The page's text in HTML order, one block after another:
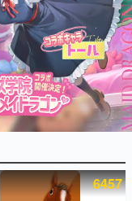
ー数万以上！ などな
ミ渾身の“殿堂入り”記
6457